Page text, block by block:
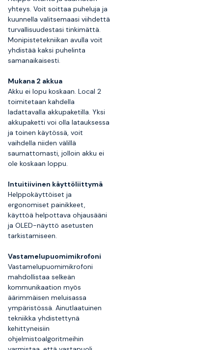
yhteys. Voit soittaa puheluja ja
kuunnella valitsemaasi viihdettä
turvallisuudestasi tinkimättä.
Monipistetekniikan avulla voit
yhdistää kaksi puhelinta
samanaikaisesti.
Mukana 2 akkua
Akku ei lopu koskaan. Local 2
toimitetaan kahdella
ladattavalla akkupaketilla. Yksi
akkupaketti voi olla latauksessa
ja toinen käytössä, voit
vaihdella niiden välillä
saumattomasti, jolloin akku ei
ole koskaan loppu.
Intuitiivinen käyttöliittymä
Helppokäyttöiset ja
ergonomiset painikkeet,
käyttöä helpottava ohjausääni
ja OLED-näyttö asetusten
tarkistamiseen.
Vastamelupuomimikrofoni
Vastamelupuomimikrofoni
mahdollistaa selkeän
kommunikaation myös
äärimmäisen meluisassa
ympäristössä. Ainutlaatuinen
tekniikka yhdistettynä
kehittyneisiin
ohjelmistoalgoritmeihin